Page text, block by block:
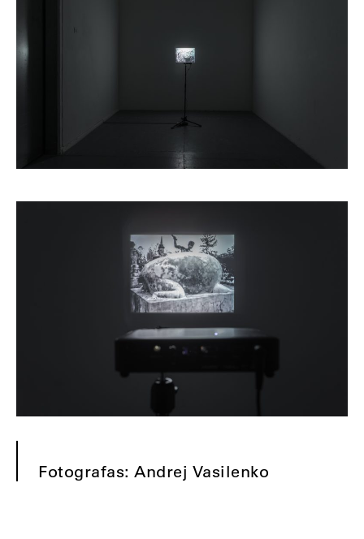
Fotografas: Andrej Vasilenko